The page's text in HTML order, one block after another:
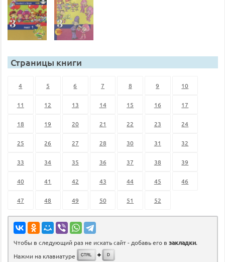
Страницы книги
4 5 6 7 8 9 10
11 12 13 14 15 16 17
18 19 20 21 22 23 24
25 26 27 28 30 31 32
33 34 35 36 37 38 39
40 41 42 43 44 45 46
47 48 49 50 51 52
Чтобы в следующий раз не искать сайт - добавь его в закладки.
Нажми на клавиатуре